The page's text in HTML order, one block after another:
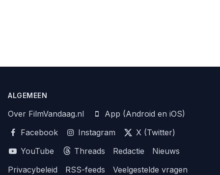
ALGEMEEN
Over FilmVandaag.nl
App (Android en iOS)
Facebook
Instagram
X (Twitter)
YouTube
Threads Redactie
Nieuws
Privacybeleid
RSS-feeds
Veelgestelde vragen